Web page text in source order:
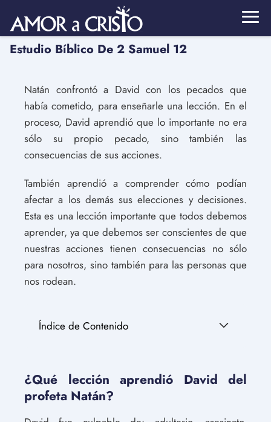
Estudio Bíblico De 2 Samuel 12
Natán confrontó a David con los pecados que
había cometido, para enseñarle una lección. En el
proceso, David aprendió que lo importante no era
sólo su propio pecado, sino también las
consecuencias de sus acciones.
También aprendió a comprender cómo podían
afectar a los demás sus elecciones y decisiones.
Esta es una lección importante que todos debemos
aprender, ya que debemos ser conscientes de que
nuestras acciones tienen consecuencias no sólo
para nosotros, sino también para las personas que
nos rodean.
Índice de Contenido
¿Qué lección aprendió David del
profeta Natán?